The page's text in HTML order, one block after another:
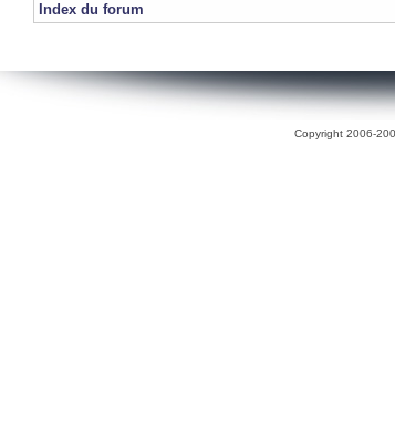
Index du forum
Copyright 2006-